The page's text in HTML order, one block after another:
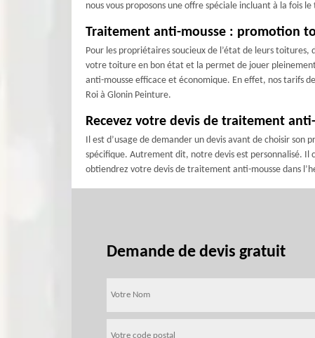
nous vous proposons une offre spéciale incluant à la fois
Traitement anti-mousse : promotion
Pour les propriétaires soucieux de l’état de leurs
votre toiture en bon état et la permet de jouer
anti-mousse efficace et économique. En effet, nos tarifs
Roi à Glonin Peinture.
Recevez votre devis de traitement
Il est d’usage de demander un devis avant de choisir
spécifique. Autrement dit, notre devis est personnalisé. Il
obtiendrez votre devis de traitement anti-mousse dans
Demande de devis gratuit